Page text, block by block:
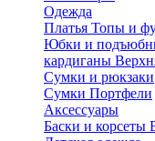
Одежда
Платья Топы и
Юбки и
кардиганы
Сумки и рюкзаки
Сумки Портфели
Аксессуары
Баски и корсеты